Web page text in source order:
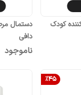
کودک
دستمال
دافی
ناموجود
%45